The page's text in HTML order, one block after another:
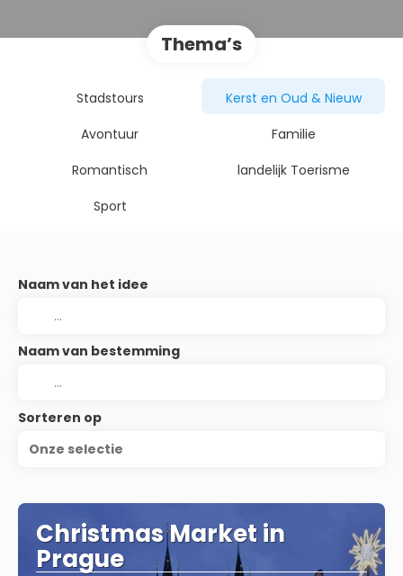
Thema’s
Stadstours
Kerst en Oud & Nieuw
Avontuur
Familie
Romantisch
landelijk Toerisme
Sport
Naam van het idee
Naam van bestemming
Sorteren op
Onze selectie
Christmas Market in
Prague